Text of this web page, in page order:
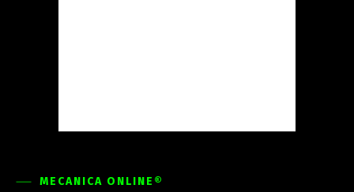
MECÂNICA ONLINE®